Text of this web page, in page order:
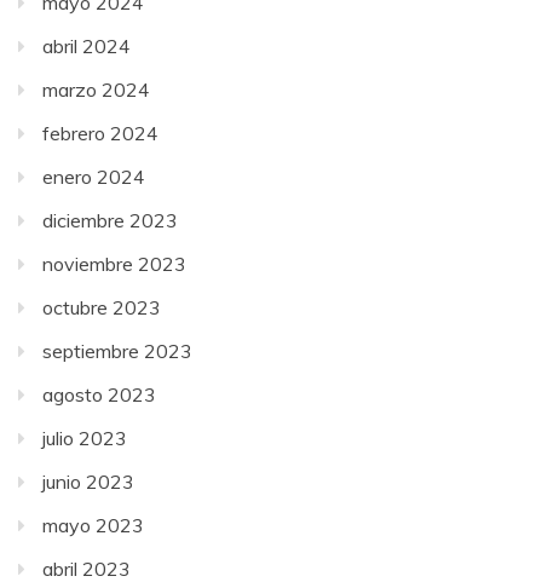
abril 2024
marzo 2024
febrero 2024
enero 2024
diciembre 2023
noviembre 2023
octubre 2023
septiembre 2023
agosto 2023
julio 2023
junio 2023
mayo 2023
abril 2023